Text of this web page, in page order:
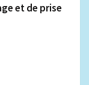
et de prise